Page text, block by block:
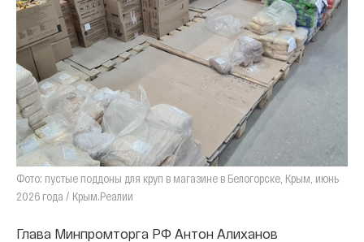
Фото: пустые поддоны для круп в магазине в Белогорске, Крым, июнь
2026 года / Крым.Реалии
Глава Минпромторга РФ Антон Алиханов